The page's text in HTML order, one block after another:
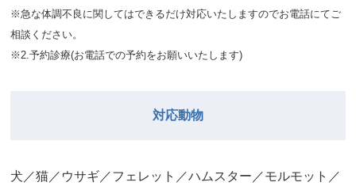
※急な体調不良に関してはできるだけ対応いたしますのでお電話にてご
相談ください。
※2.予約診療(お電話での予約をお願いいたします)
対応動物
⽝／猫／ウサギ／フェレット／ハムスター／モルモット／